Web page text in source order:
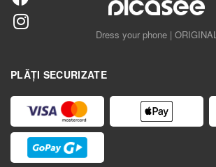
Dress your phone | ORIGINAL
PLĂȚI SECURIZATE